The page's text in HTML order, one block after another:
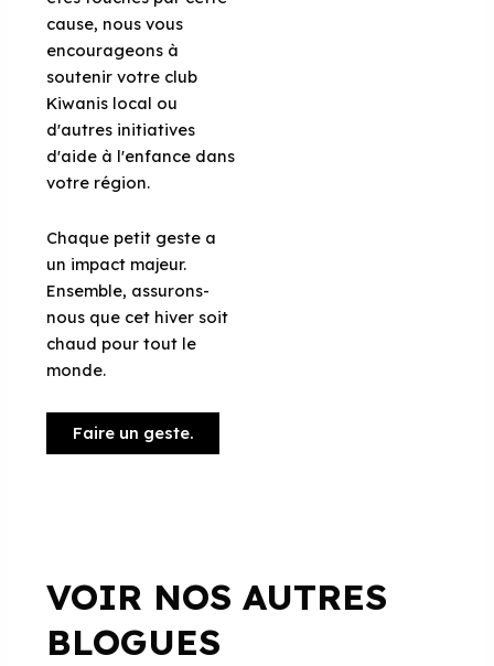
cause, nous vous
encourageons à
soutenir votre club
Kiwanis local ou
d'autres initiatives
d'aide à l'enfance dans
votre région.
Chaque petit geste a
un impact majeur.
Ensemble, assurons-
nous que cet hiver soit
chaud pour tout le
monde.
Faire un geste.
VOIR NOS AUTRES
BLOGUES